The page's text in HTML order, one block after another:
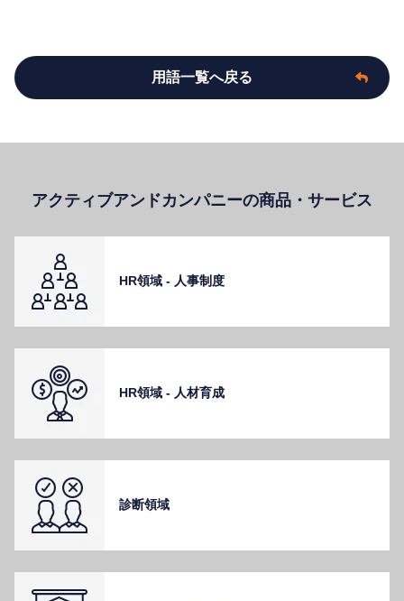
用語一覧へ戻る
アクティブアンドカンパニーの商品・サービス
HR領域 - ⼈事制度
HR領域 - ⼈材育成
診断領域